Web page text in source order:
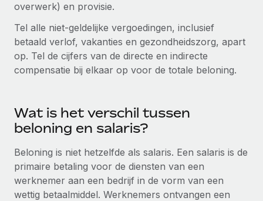
overwerk) en provisie.
Tel alle niet-geldelijke vergoedingen, inclusief
betaald verlof, vakanties en gezondheidszorg, apart
op. Tel de cijfers van de directe en indirecte
compensatie bij elkaar op voor de totale beloning.
Wat is het verschil tussen
beloning en salaris?
Beloning is niet hetzelfde als salaris. Een salaris is de
primaire betaling voor de diensten van een
werknemer aan een bedrijf in de vorm van een
wettig betaalmiddel. Werknemers ontvangen een